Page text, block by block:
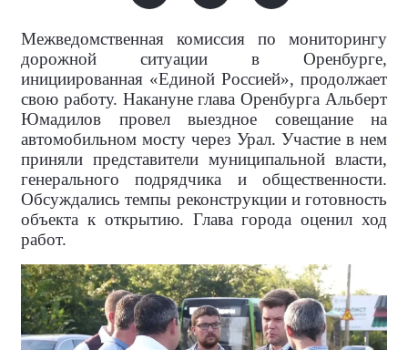
Межведомственная комиссия по мониторингу
дорожной ситуации в Оренбурге,
инициированная «Единой Россией», продолжает
свою работу. Накануне глава Оренбурга Альберт
Юмадилов провел выездное совещание на
автомобильном мосту через Урал. Участие в нем
приняли представители муниципальной власти,
генерального подрядчика и общественности.
Обсуждались темпы реконструкции и готовность
объекта к открытию. Глава города оценил ход
работ.